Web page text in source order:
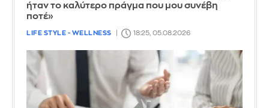
ήταν το καλύτερο πράγμα που μου συνέβη
ποτέ»
LIFE STYLE - WELLNESS 18:25, 05.08.2026